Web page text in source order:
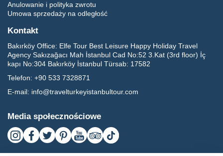
Anulowanie i polityka zwrotu
Umowa sprzedaży na odległość
Kontakt
Bakırköy Office: Elfe Tour Best Leisure Happy Holiday Travel
Agency Sakızağacı Mah İstanbul Cad No:52 3.Kat (3rd floor) İç
kapı No:304 Bakırköy İstanbul Türsab: 17582
Telefon: +90 533 7328871
E-mail: info@travelturkeyistanbultour.com
Media społecznościowe